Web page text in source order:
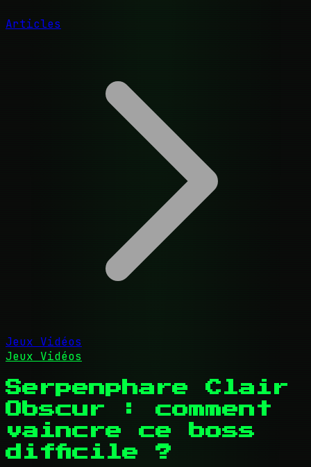
Articles
Jeux Vidéos
Jeux Vidéos
Serpenphare Clair
Obscur : comment
vaincre ce boss
difficile ?